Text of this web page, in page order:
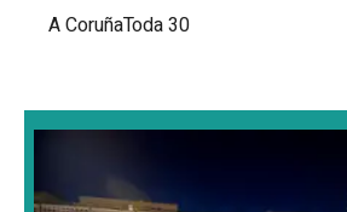
A CoruñaToda 30